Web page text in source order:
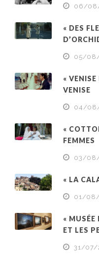
06/
« DES
05/
«
VENISE
04/
«
FEMMES
03/
« LA
01/
« MUSÉE
ET LES
31/07/